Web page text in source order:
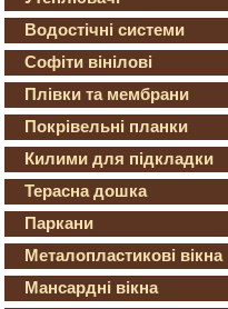
Водостічні системи
Софіти вінілові
Плівки та мембрани
Покрівельні планки
Килими для підкладки
Терасна дошка
Паркани
Металопластикові вікна
Мансардні вікна